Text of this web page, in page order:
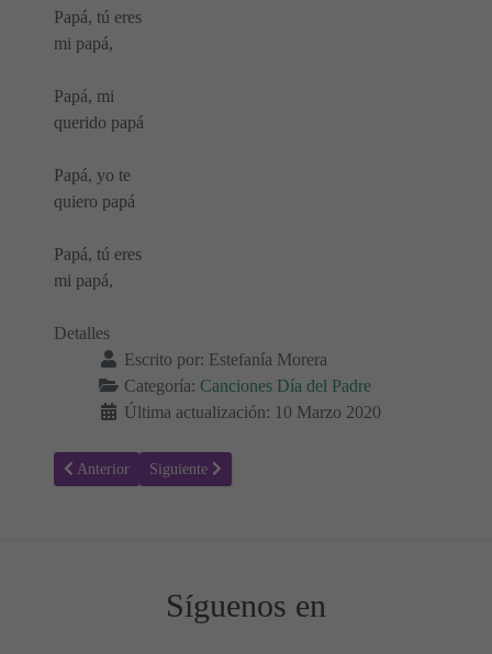
Papá, tú eres
mi papá,
Papá, mi
querido papá
Papá, yo te
quiero papá
Papá, tú eres
mi papá,
Detalles
Escrito por: Estefanía Morera
Categoría: Canciones Día del Padre
Última actualización: 10 Marzo 2020
Artículo anterior: Letra de la Canción, Papá Querido 👨‍👧‍👦🎵
Anterior Artículo siguiente: Letra y vídeo de la canción, Papi
Siguiente
Síguenos en